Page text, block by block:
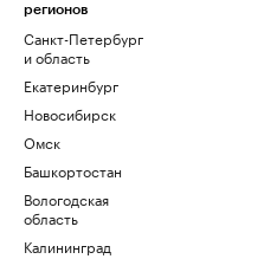
регионов
Санкт-Петербург
и область
Екатеринбург
Новосибирск
Омск
Башкортостан
Вологодская
область
Калининград